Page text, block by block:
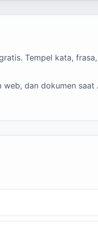
Tempel kata,
dan dokumen saat